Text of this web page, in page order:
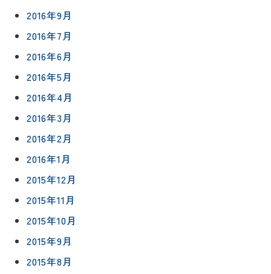
2016年9月
2016年7月
2016年6月
2016年5月
2016年4月
2016年3月
2016年2月
2016年1月
2015年12月
2015年11月
2015年10月
2015年9月
2015年8月